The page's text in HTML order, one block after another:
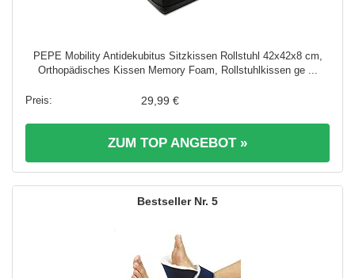
PEPE Mobility Antidekubitus Sitzkissen Rollstuhl 42x42x8 cm,
Orthopädisches Kissen Memory Foam, Rollstuhlkissen ge ...
29,99 €
ZUM TOP ANGEBOT »
5